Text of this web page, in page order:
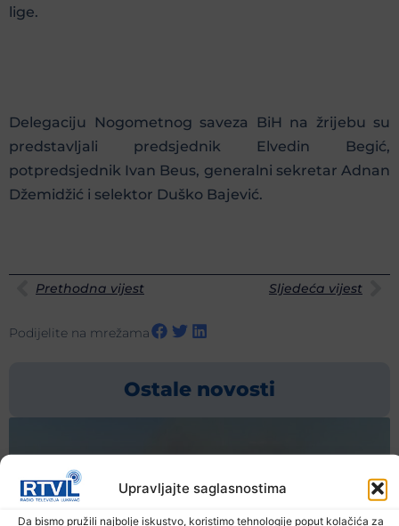
Upravljajte saglasnostima
Da bismo pružili najbolje iskustvo, koristimo tehnologije poput kolačića za
lige.
Delegaciju Nogometnog saveza BiH na žrijebu su
predstavljali predsjednik Elvedin Begić,
potpredsjednik Ivan Beus, generalni sekretar Adnan
Džemidžić i selektor Duško Bajević.
Prethodna vijest Sljedeća vijest
Podijelite na mrežama
Ostale novosti